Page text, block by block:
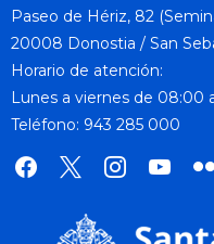
Paseo de Hériz, 82
20008 Donostia / San
Horario de atención:
Lunes a viernes de 08:00
Teléfono: 943 285 000
facebook
x instagramyoutube